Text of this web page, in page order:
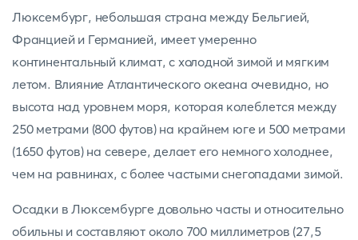
Люксембург, небольшая страна между Бельгией,
Францией и Германией, имеет умеренно
континентальный климат, с холодной зимой и мягким
летом. Влияние Атлантического океана очевидно, но
высота над уровнем моря, которая колеблется между
250 метрами (800 футов) на крайнем юге и 500 метрами
(1650 футов) на севере, делает его немного холоднее,
чем на равнинах, с более частыми снегопадами зимой.
Осадки в Люксембурге довольно часты и относительно
обильны и составляют около 700 миллиметров (27,5